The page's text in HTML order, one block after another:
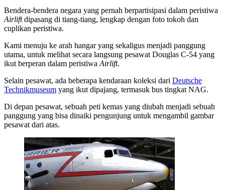
Bendera-bendera negara yang pernah berpartisipasi dalam peristiwa
Airliftdipasang di tiang-tiang, lengkap dengan foto tokoh dan
cuplikan peristiwa.
Kami menuju ke arah hangar yang sekaligus menjadi panggung
utama, untuk melihat secara langsung pesawat Douglas C-54 yang
ikut berperan dalam peristiwa Airlift.
Selain pesawat, ada beberapa kendaraan koleksi dari Deutsche
Technikmuseum yang ikut dipajang, termasuk bus tingkat NAG.
Di depan pesawat, sebuah peti kemas yang diubah menjadi sebuah
panggung yang bisa dinaiki pengunjung untuk mengambil gambar
pesawat dari atas.